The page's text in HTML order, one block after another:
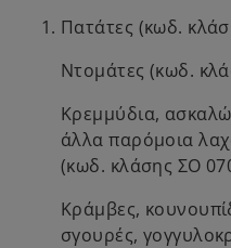
Πατάτες (κωδ.
Ντομάτες (κωδ.
Κρεμμύδια,
άλλα παρόμοια
(κωδ. κλάσης ΣΟ
Κράμβες,
σγουρές,